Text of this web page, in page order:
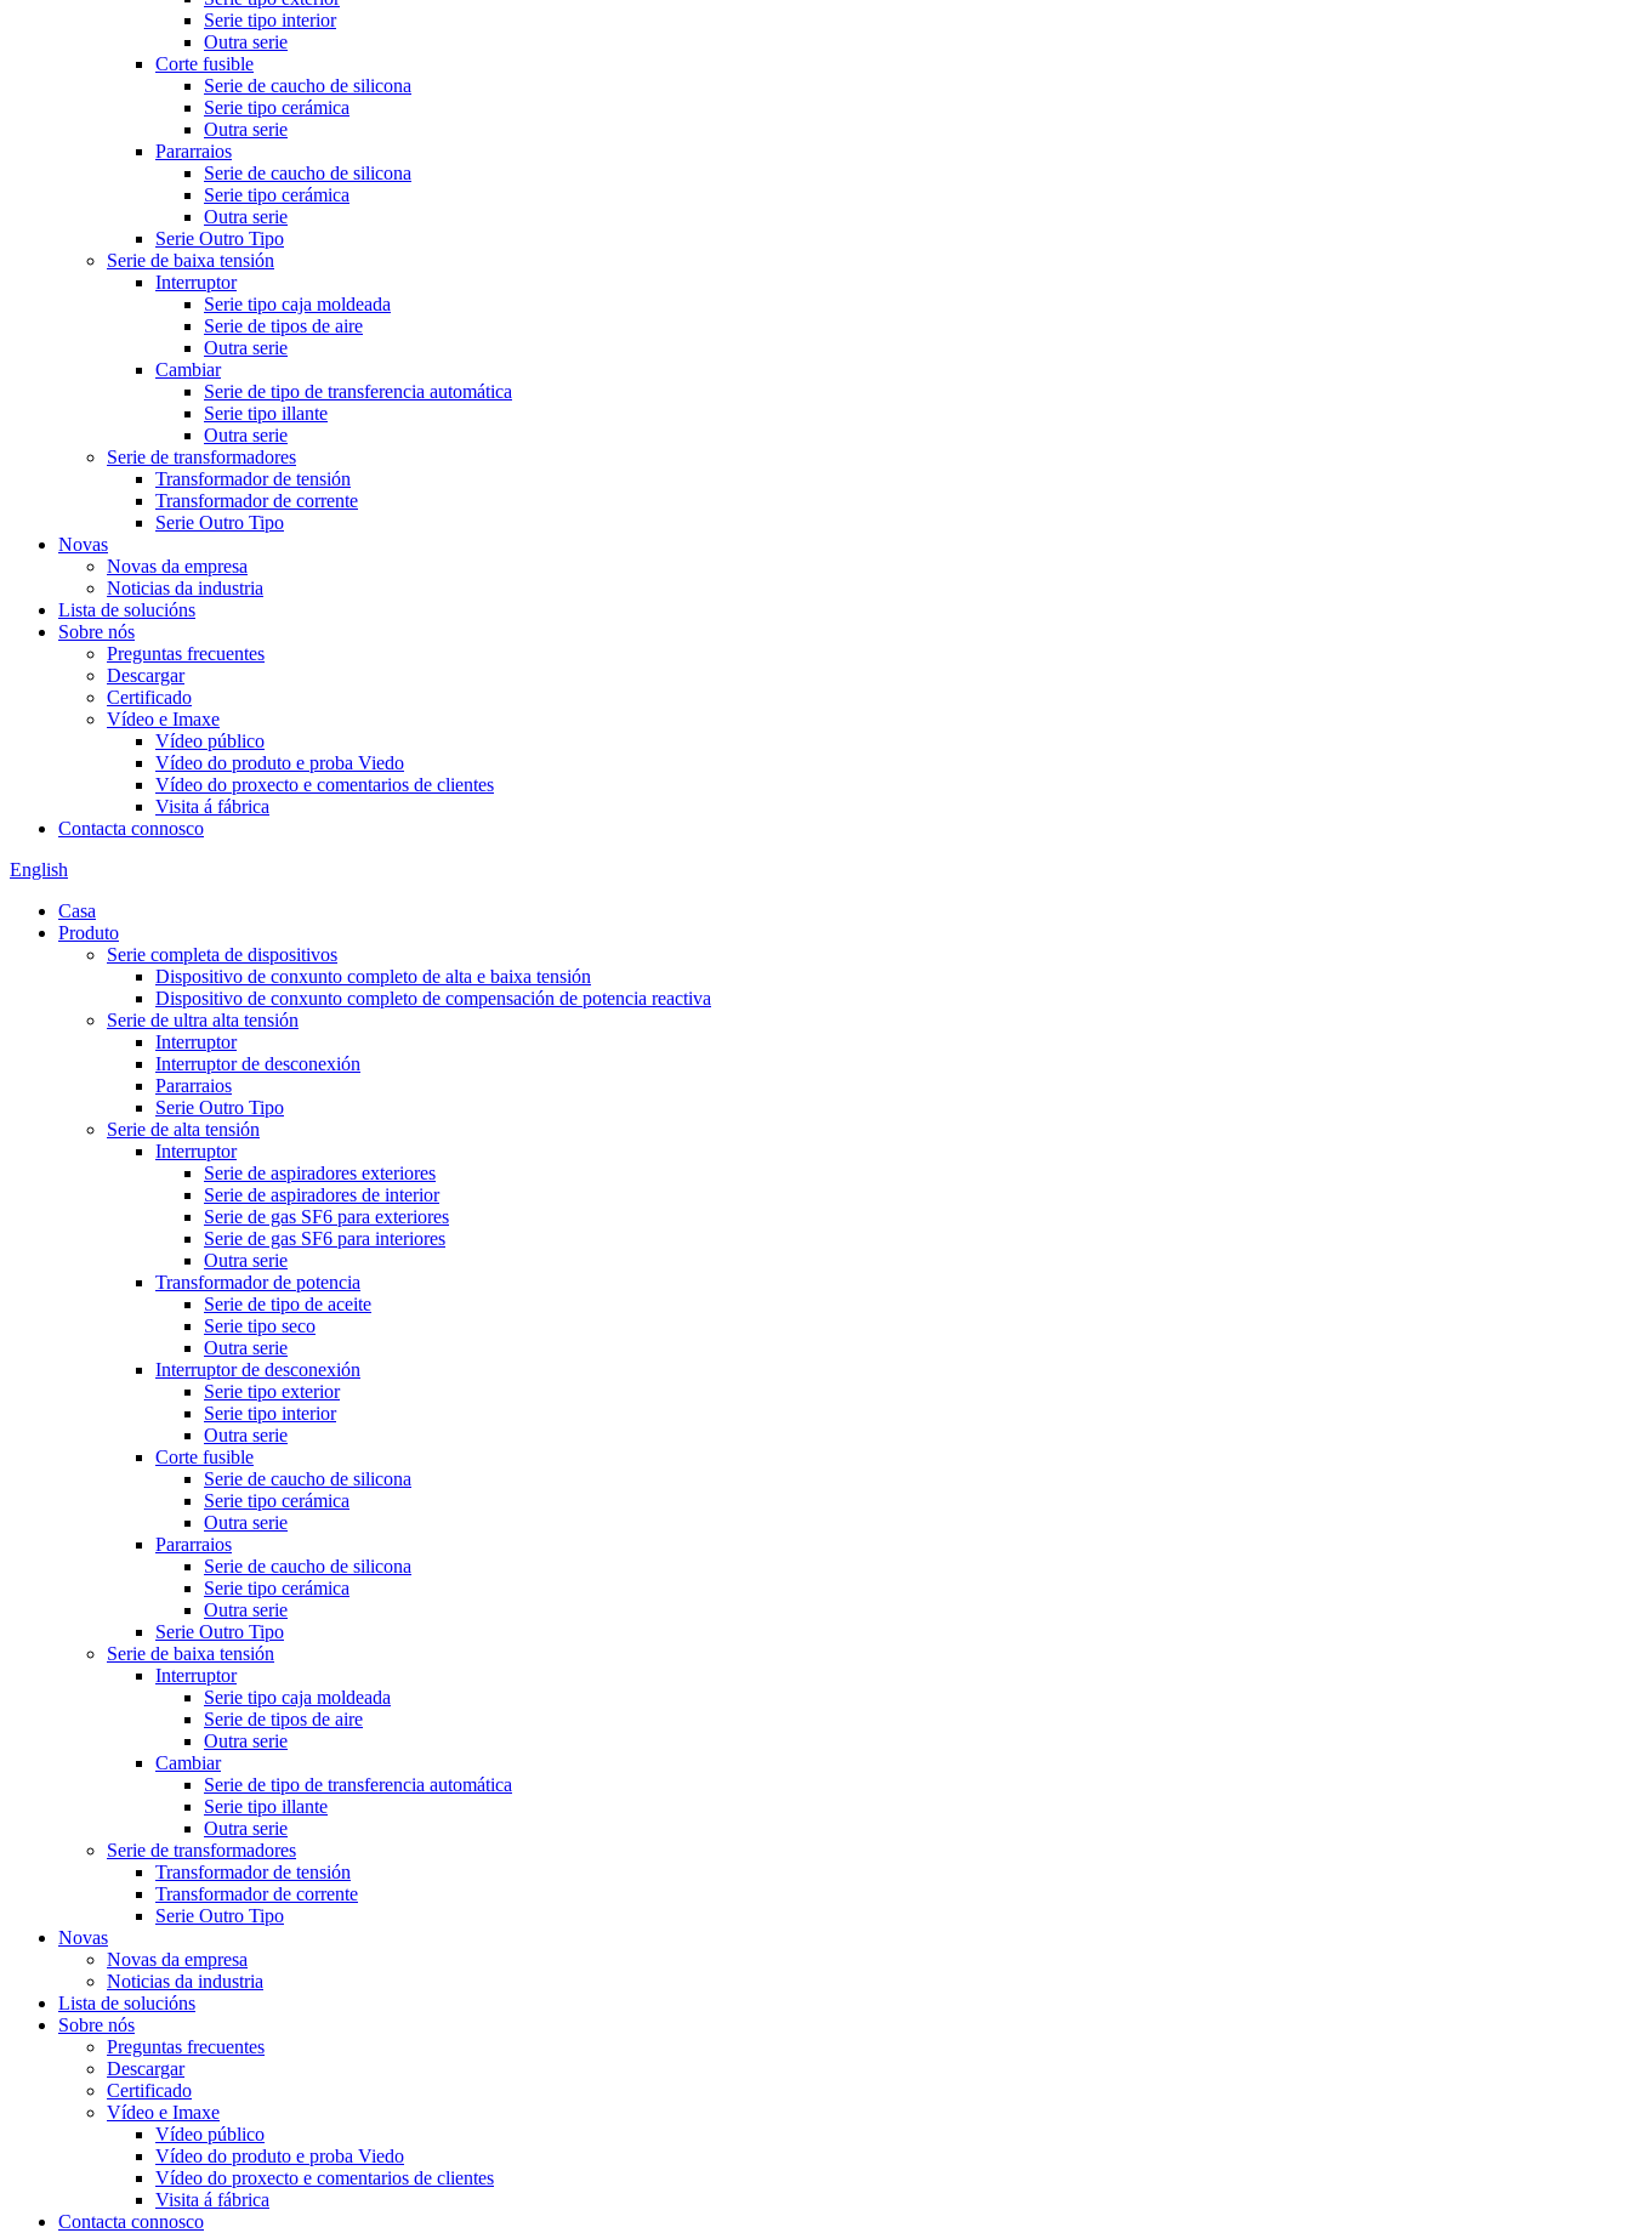
Serie tipo interior
Outra serie
Corte fusible
Serie de caucho de silicona
Serie tipo cerámica
Outra serie
Pararraios
Serie de caucho de silicona
Serie tipo cerámica
Outra serie
Serie Outro Tipo
Serie de baixa tensión
Interruptor
Serie tipo caja moldeada
Serie de tipos de aire
Outra serie
Cambiar
Serie de tipo de transferencia automática
Serie tipo illante
Outra serie
Serie de transformadores
Transformador de tensión
Transformador de corrente
Serie Outro Tipo
Novas
Novas da empresa
Noticias da industria
Lista de solucións
Sobre nós
Preguntas frecuentes
Descargar
Certificado
Vídeo e Imaxe
Vídeo público
Vídeo do produto e proba Viedo
Vídeo do proxecto e comentarios de clientes
Visita á fábrica
Contacta connosco
English
Casa
Produto
Serie completa de dispositivos
Dispositivo de conxunto completo de alta e baixa tensión
Dispositivo de conxunto completo de compensación de potencia reactiva
Serie de ultra alta tensión
Interruptor
Interruptor de desconexión
Pararraios
Serie Outro Tipo
Serie de alta tensión
Interruptor
Serie de aspiradores exteriores
Serie de aspiradores de interior
Serie de gas SF6 para exteriores
Serie de gas SF6 para interiores
Outra serie
Transformador de potencia
Serie de tipo de aceite
Serie tipo seco
Outra serie
Interruptor de desconexión
Serie tipo exterior
Serie tipo interior
Outra serie
Corte fusible
Serie de caucho de silicona
Serie tipo cerámica
Outra serie
Pararraios
Serie de caucho de silicona
Serie tipo cerámica
Outra serie
Serie Outro Tipo
Serie de baixa tensión
Interruptor
Serie tipo caja moldeada
Serie de tipos de aire
Outra serie
Cambiar
Serie de tipo de transferencia automática
Serie tipo illante
Outra serie
Serie de transformadores
Transformador de tensión
Transformador de corrente
Serie Outro Tipo
Novas
Novas da empresa
Noticias da industria
Lista de solucións
Sobre nós
Preguntas frecuentes
Descargar
Certificado
Vídeo e Imaxe
Vídeo público
Vídeo do produto e proba Viedo
Vídeo do proxecto e comentarios de clientes
Visita á fábrica
Contacta connosco